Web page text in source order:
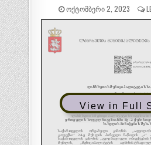
ᲝᲥᲢᲝᲛᲑᲔᲠᲘ 2, 2023
View in Full